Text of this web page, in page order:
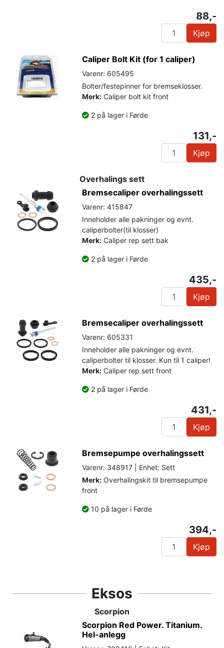
88,-
Kjøp
Caliper Bolt Kit (for 1 caliper)
Varenr: 605495
Bolter/festepinner for bremseklosser.
Merk: Caliper bolt kit front
2 på lager i Førde
131,-
Kjøp
Overhalings sett
Bremsecaliper overhalingssett
Varenr: 415847
Inneholder alle pakninger og evnt.
caliperbolter(til klosser)
Merk: Caliper rep sett bak
2 på lager i Førde
435,-
Kjøp
Bremsecaliper overhalingssett
Varenr: 605331
Inneholder alle pakninger og evnt.
caliperbolter til klosser. Kun til 1 caliper!
Merk: Caliper rep sett front
2 på lager i Førde
431,-
Kjøp
Bremsepumpe overhalingssett
Varenr: 348917 | Enhet: Sett
Merk: Overhalingskit til bremsepumpe
front
10 på lager i Førde
394,-
Kjøp
Eksos
Scorpion
Scorpion Red Power. Titanium.
Hel-anlegg